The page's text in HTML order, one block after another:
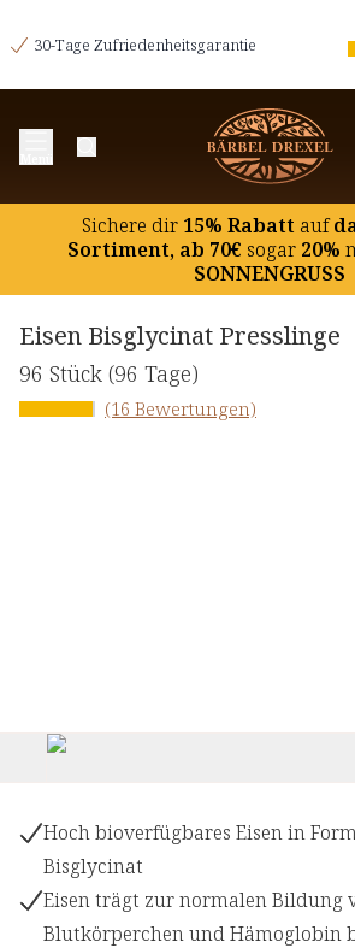
30-Tage Zufriedenheitsgarantie
Sichere dir15% Rabatt auf
Sortiment, ab 70€ sogar20%
SONNENGRUSS
Eisen Bisglycinat Presslinge
96 Stück (96 Tage)
(16 Bewertungen)
Hoch bioverfügbares Eisen in
Bisglycinat
Eisen trägt zur normalen Bildung
Blutkörperchen und Hämoglobin